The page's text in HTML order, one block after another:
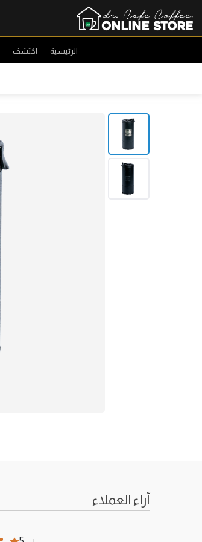
الرئيسية اكتشف
آراء العملاء